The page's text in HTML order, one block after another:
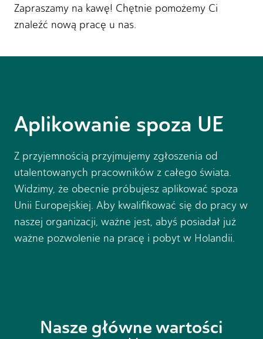
Zapraszamy na kawę! Chętnie pomożemy Ci
znaleźć nową pracę u nas.
Aplikowanie spoza UE
Z przyjemnością przyjmujemy zgłoszenia od
utalentowanych pracowników z całego świata.
Widzimy, że obecnie próbujesz aplikować spoza
Unii Europejskiej. Aby kwalifikować się do pracy w
naszej organizacji, ważne jest, abyś posiadał już
ważne pozwolenie na pracę i pobyt w Holandii.
Nasze główne wartości